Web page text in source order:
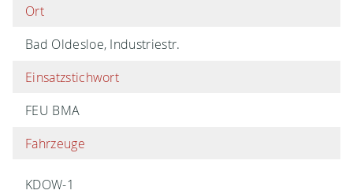
Ort
Bad Oldesloe, Industriestr.
Einsatzstichwort
FEU BMA
Fahrzeuge
KDOW-1